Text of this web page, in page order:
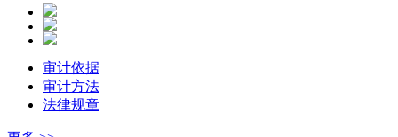
审计依据
审计方法
法律规章